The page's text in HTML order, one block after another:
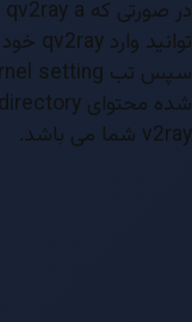
v2ray شما می باشد.